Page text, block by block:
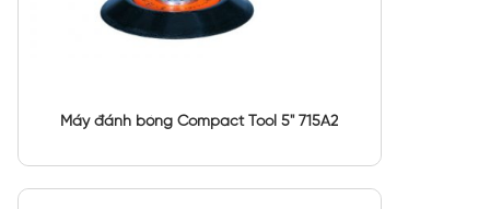
Máy đánh bóng Compact Tool 5" 715A2